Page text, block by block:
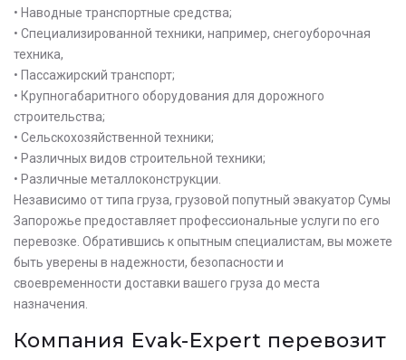
• Наводные транспортные средства;
• Специализированной техники, например, снегоуборочная
техника,
• Пассажирский транспорт;
• Крупногабаритного оборудования для дорожного
строительства;
• Сельскохозяйственной техники;
• Различных видов строительной техники;
• Различные металлоконструкции.
Независимо от типа груза, грузовой попутный эвакуатор Сумы
Запорожье предоставляет профессиональные услуги по его
перевозке. Обратившись к опытным специалистам, вы можете
быть уверены в надежности, безопасности и
своевременности доставки вашего груза до места
назначения.
Компания Evak-Expert перевозит
Оставьте заявку на просчет